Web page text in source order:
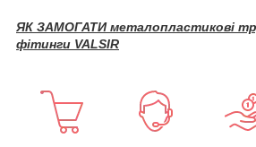
ЯК ЗАМОГАТИ металопластикові
фітинги VALSIR